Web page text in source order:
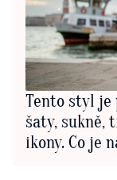
Tento styl je
šaty, sukně,
ikony. Co je